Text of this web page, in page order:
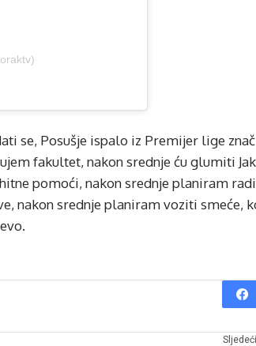
se, Posušje ispalo iz Premijer lige
fakultet, nakon srednje ću glumiti
pomoći, nakon srednje planiram
nakon srednje planiram voziti smeće,